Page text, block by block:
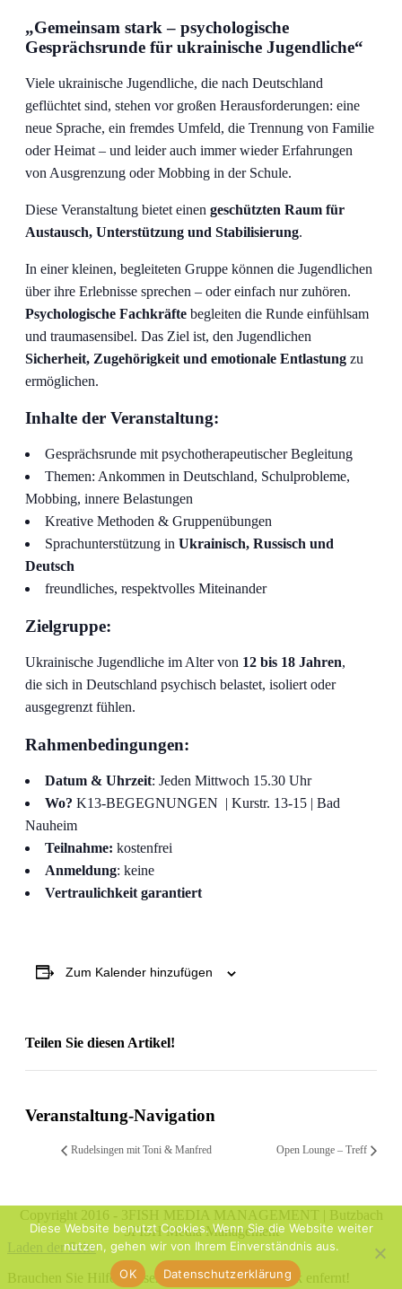
„Gemeinsam stark – psychologische
Gesprächsrunde für ukrainische Jugendliche“
Viele ukrainische Jugendliche, die nach Deutschland
geflüchtet sind, stehen vor großen Herausforderungen: eine
neue Sprache, ein fremdes Umfeld, die Trennung von Familie
oder Heimat – und leider auch immer wieder Erfahrungen
von Ausgrenzung oder Mobbing in der Schule.
Diese Veranstaltung bietet einen geschützten Raum für
Austausch, Unterstützung und Stabilisierung.
In einer kleinen, begleiteten Gruppe können die Jugendlichen
über ihre Erlebnisse sprechen – oder einfach nur zuhören.
Psychologische Fachkräfte begleiten die Runde einfühlsam
und traumasensibel. Das Ziel ist, den Jugendlichen
Sicherheit, Zugehörigkeit und emotionale Entlastung zu
ermöglichen.
Inhalte der Veranstaltung:
Gesprächsrunde mit psychotherapeutischer Begleitung
Themen: Ankommen in Deutschland, Schulprobleme,
Mobbing, innere Belastungen
Kreative Methoden & Gruppenübungen
Sprachunterstützung in Ukrainisch, Russisch und
Deutsch
freundliches, respektvolles Miteinander
Zielgruppe:
Ukrainische Jugendliche im Alter von 12 bis 18 Jahren,
die sich in Deutschland psychisch belastet, isoliert oder
ausgegrenzt fühlen.
Rahmenbedingungen:
Datum & Uhrzeit: Jeden Mittwoch 15.30 Uhr
Wo? K13-BEGEGNUNGEN | Kurstr. 13-15 | Bad
Nauheim
Teilnahme: kostenfrei
Anmeldung: keine
Vertraulichkeit garantiert
Zum Kalender hinzufügen
Teilen Sie diesen Artikel!
Veranstaltung-Navigation
Rudelsingen mit Toni & Manfred Open Lounge – Treff
Copyright 2016 - 3FISH MEDIA MANAGEMENT | Butzbach
3FISH Media Management
Laden der Seite
Brauchen Sie Hilfe? Unser Team ist nur einen Klick enfernt!
Diese Website benutzt Cookies. Wenn Sie die Website weiter
nutzen, gehen wir von Ihrem Einverständnis aus.
OK
Datenschutzerklärung